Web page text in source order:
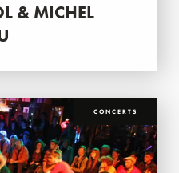
& MICHEL
CONCERTS